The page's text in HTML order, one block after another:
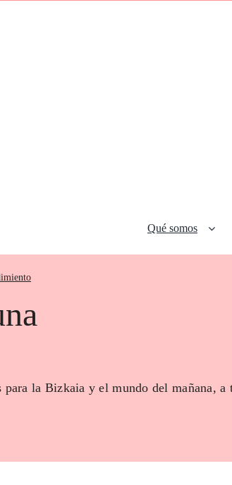
Qué somos
la Bizkaia y el mundo del mañana, a